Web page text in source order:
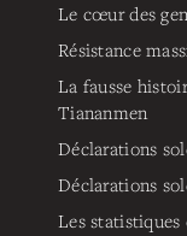
Le cœur des
Résistance
La fausse
Tiananmen
Déclarations
Déclarations
Les